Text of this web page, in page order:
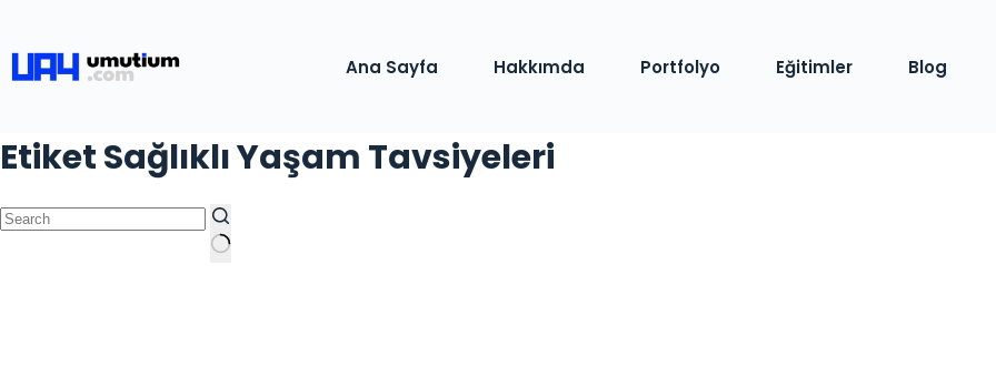
Ana Sayfa Hakkımda Portfolyo Eğitimler Blog
EtiketSağlıklı Yaşam Tavsiyeleri